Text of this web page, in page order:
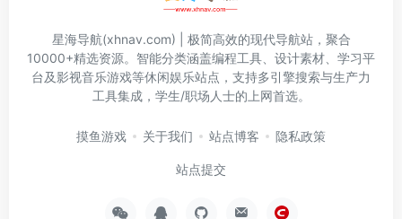
星海导航(xhnav.com) | 极简高效的现代导航站，聚合
10000+精选资源。智能分类涵盖编程工具、设计素材、学习平
台及影视音乐游戏等休闲娱乐站点，支持多引擎搜索与生产力
工具集成，学生/职场人士的上网首选。
摸鱼游戏 关于我们 站点博客 隐私政策
站点提交